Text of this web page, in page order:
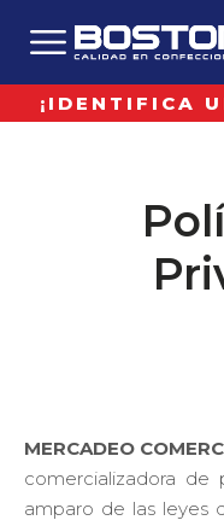
¡IDENTIFICA
MERCADEO
comercializadora de
amparo de las leyes